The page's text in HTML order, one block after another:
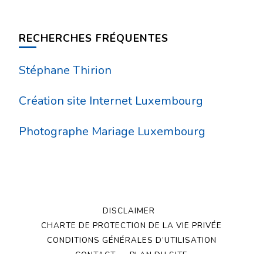
RECHERCHES FRÉQUENTES
Stéphane Thirion
Création site Internet Luxembourg
Photographe Mariage Luxembourg
DISCLAIMER
CHARTE DE PROTECTION DE LA VIE PRIVÉE
CONDITIONS GÉNÉRALES D’UTILISATION